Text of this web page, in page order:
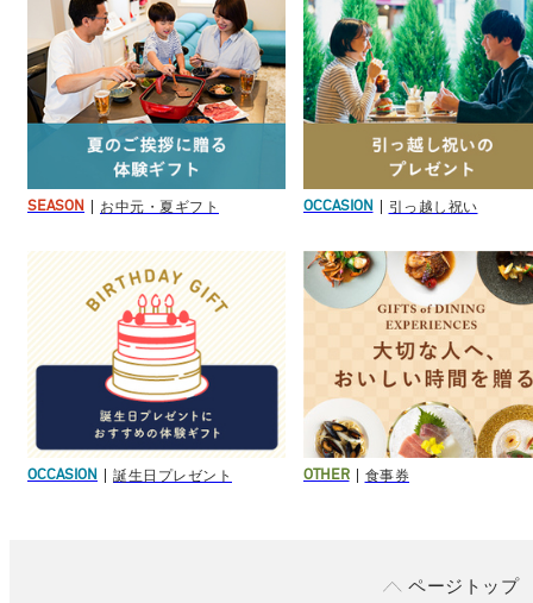
SEASON お中元・夏ギフト OCCASION 引っ越し祝い
OCCASION 誕生日プレゼント OTHER 食事券
ページトップ